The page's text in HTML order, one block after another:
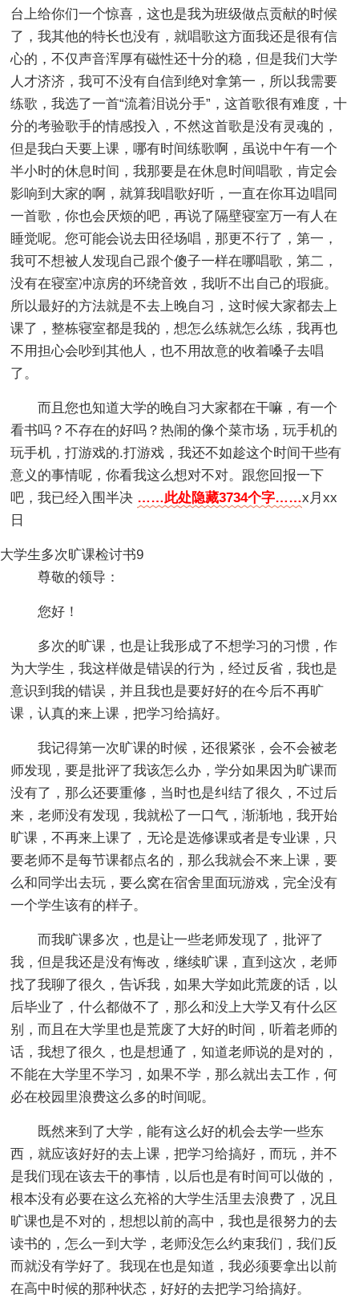
台上给你们一个惊喜，这也是我为班级做点贡献的时候
了，我其他的特长也没有，就唱歌这方面我还是很有信
心的，不仅声音浑厚有磁性还十分的稳，但是我们大学
人才济济，我可不没有自信到绝对拿第一，所以我需要
练歌，我选了一首“流着泪说分手”，这首歌很有难度，十
分的考验歌手的情感投入，不然这首歌是没有灵魂的，
但是我白天要上课，哪有时间练歌啊，虽说中午有一个
半小时的休息时间，我那要是在休息时间唱歌，肯定会
影响到大家的啊，就算我唱歌好听，一直在你耳边唱同
一首歌，你也会厌烦的吧，再说了隔壁寝室万一有人在
睡觉呢。您可能会说去田径场唱，那更不行了，第一，
我可不想被人发现自己跟个傻子一样在哪唱歌，第二，
没有在寝室冲凉房的环绕音效，我听不出自己的瑕疵。
所以最好的方法就是不去上晚自习，这时候大家都去上
课了，整栋寝室都是我的，想怎么练就怎么练，我再也
不用担心会吵到其他人，也不用故意的收着嗓子去唱
了。
而且您也知道大学的晚自习大家都在干嘛，有一个
看书吗？不存在的好吗？热闹的像个菜市场，玩手机的
玩手机，打游戏的.打游戏，我还不如趁这个时间干些有
意义的事情呢，你看我这么想对不对。跟您回报一下
吧，我已经入围半决 ……此处隐藏3734个字……x月xx
日
大学生多次旷课检讨书9
尊敬的领导：
您好！
多次的旷课，也是让我形成了不想学习的习惯，作
为大学生，我这样做是错误的行为，经过反省，我也是
意识到我的错误，并且我也是要好好的在今后不再旷
课，认真的来上课，把学习给搞好。
我记得第一次旷课的时候，还很紧张，会不会被老
师发现，要是批评了我该怎么办，学分如果因为旷课而
没有了，那么还要重修，当时也是纠结了很久，不过后
来，老师没有发现，我就松了一口气，渐渐地，我开始
旷课，不再来上课了，无论是选修课或者是专业课，只
要老师不是每节课都点名的，那么我就会不来上课，要
么和同学出去玩，要么窝在宿舍里面玩游戏，完全没有
一个学生该有的样子。
而我旷课多次，也是让一些老师发现了，批评了
我，但是我还是没有悔改，继续旷课，直到这次，老师
找了我聊了很久，告诉我，如果大学如此荒废的话，以
后毕业了，什么都做不了，那么和没上大学又有什么区
别，而且在大学里也是荒废了大好的时间，听着老师的
话，我想了很久，也是想通了，知道老师说的是对的，
不能在大学里不学习，如果不学，那么就出去工作，何
必在校园里浪费这么多的时间呢。
既然来到了大学，能有这么好的机会去学一些东
西，就应该好好的去上课，把学习给搞好，而玩，并不
是我们现在该去干的事情，以后也是有时间可以做的，
根本没有必要在这么充裕的大学生活里去浪费了，况且
旷课也是不对的，想想以前的高中，我也是很努力的去
读书的，怎么一到大学，老师没怎么约束我们，我们反
而就没有学好了。我现在也是知道，我必须要拿出以前
在高中时候的那种状态，好好的去把学习给搞好。